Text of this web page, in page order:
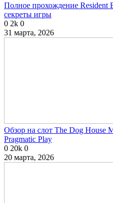
Полное прохождение Resident
секреты игры
0 2k 0
31 марта, 2026
Обзор на слот The Dog House
Pragmatic Play
0 20k 0
20 марта, 2026